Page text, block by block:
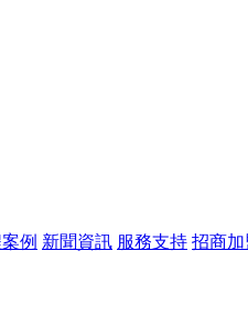
例 新聞資訊 服務支持 招商加